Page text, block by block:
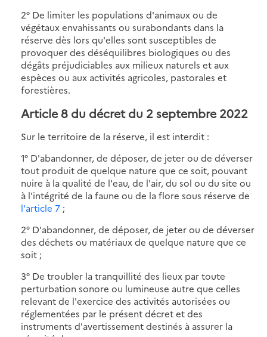
2° De limiter les populations d'animaux ou de
végétaux envahissants ou surabondants dans la
réserve dès lors qu'elles sont susceptibles de
provoquer des déséquilibres biologiques ou des
dégâts préjudiciables aux milieux naturels et aux
espèces ou aux activités agricoles, pastorales et
forestières.
Article 8 du décret du 2 septembre 2022
Sur le territoire de la réserve, il est interdit :
1° D'abandonner, de déposer, de jeter ou de déverser
tout produit de quelque nature que ce soit, pouvant
nuire à la qualité de l'eau, de l'air, du sol ou du site ou
à l'intégrité de la faune ou de la flore sous réserve de
l'article 7 ;
2° D'abandonner, de déposer, de jeter ou de déverser
des déchets ou matériaux de quelque nature que ce
soit ;
3° De troubler la tranquillité des lieux par toute
perturbation sonore ou lumineuse autre que celles
relevant de l'exercice des activités autorisées ou
réglementées par le présent décret et des
instruments d'avertissement destinés à assurer la